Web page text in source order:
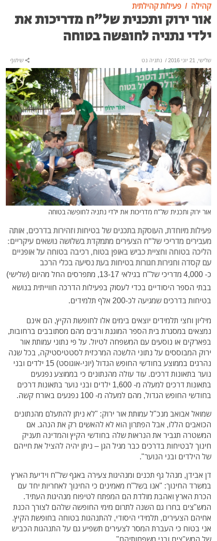
קהילה פעילות קהילתית
אור ירוק ותכנית של"ח מדריכות את
ילדי נתניה לחופשה בטוחה
שלישי, 21 יוני 2016 / נתניה נט שיתוף
אור ירוק ותכנית של"ח מדריכות את ילדי נתניה לחופשה בטוחה
פעילות מיוחדת, העוסקת בתכנים של בטיחות וזהירות בדרכים, אותה
מעבירים מדריכי של"ח הצעירים מתמקדת בשלושה נושאים עיקריים:
הליכה בטוחה וחציית כביש באופן בטוח, רכיבה בטוחה על אופניים
עם קסדה וחגירות חגורות בטיחות בעת נסיעה בכלי הרכב
כ- 4,000 מדריכי של"ח בגילאי 13-17, מתפרסים החל מהיום (שלישי)
בבתי הספר היסודיים בכדי לעסוק בפעילות הדרכה חווייתית בנושא
בטיחות בדרכים שמגיעה לכ-200 אלף תלמידים.
מיליון וחצי תלמידים יוצאים בימים אלו לחופשת הקיץ, הם אינם
נמצאים במסגרת בית הספר המוגנת ורבים מהם מסתובבים ברחובות,
בפארקים או נוסעים עם המשפחה לטיול. על פי נתוני עמותת אור
ירוק המבוססים על נתוני הלשכה המרכזית לסטטיסטיקה, בכל שנה
נהרגים בממוצע בחודשי החופש הגדול (יוני-אוגוסט) 15 ילדים ובני
נוער בתאונות דרכים. עוד עולה מהנתונים כי בממוצע נפגעים
בתאונות דרכים למעלה מ- 1,600 ילדים ובני נוער בתאונות דרכים
בחודשי החופש הגדול, מהם למעלה מ- 100 נפגעים באורח קשה.
שמואל אבואב מנכ"ל עמותת אור ירוק: "לא ניתן להתעלם מהנתונים
הכואבים הללו, אבל הפתרון הוא לא להאשים רק את הנהג. אם
המשטרה תגביר את הנראות שלה בחודשי הקיץ והמדינה תעניק
חינוך לבטיחות בדרכים כבר מגיל הגן – ניתן יהיה להציל את חייהם
של הילדים ובני הנוער".
דן אבידן, מנהל גף תכנים ומנהיגות צעירה באגף של"ח וידיעת הארץ
במשרד החינוך: "אנו בשל"ח מאמינים כי החינוך לאחריות יחד עם
הכרת הארץ ואהבת מולדת הם המפתח לטיפוח מנהיגות העתיד.
המש"צים בחרו גם השנה לתרום מימי החופשה שלהם לצורך הכנת
אחיהם הצעירים, תלמידי היסודי, להתנהגות בטוחה בחופשת הקיץ.
אני בטוח כי העברת המסר לצעירים תשפיע גם על התנהגות הכביש